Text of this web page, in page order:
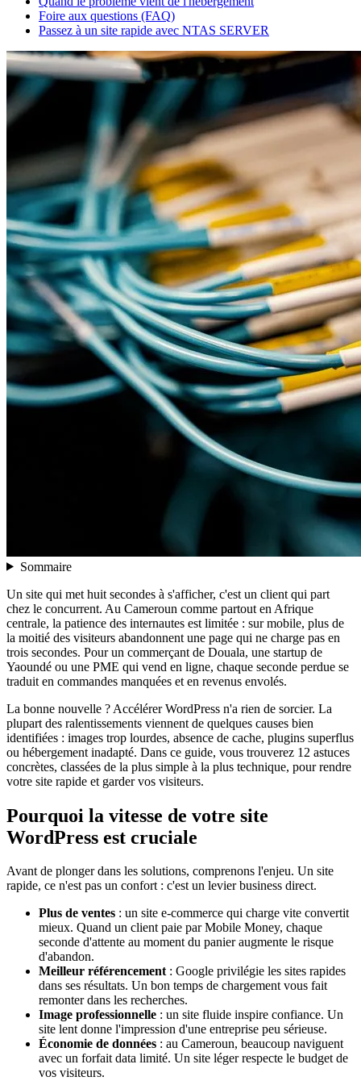
Foire aux questions (FAQ)
Passez à un site rapide avec NTAS SERVER
Sommaire
Un site qui met huit secondes à s'afficher, c'est un client qui part
chez le concurrent. Au Cameroun comme partout en Afrique
centrale, la patience des internautes est limitée : sur mobile, plus de
la moitié des visiteurs abandonnent une page qui ne charge pas en
trois secondes. Pour un commerçant de Douala, une startup de
Yaoundé ou une PME qui vend en ligne, chaque seconde perdue se
traduit en commandes manquées et en revenus envolés.
La bonne nouvelle ? Accélérer WordPress n'a rien de sorcier. La
plupart des ralentissements viennent de quelques causes bien
identifiées : images trop lourdes, absence de cache, plugins superflus
ou hébergement inadapté. Dans ce guide, vous trouverez 12 astuces
concrètes, classées de la plus simple à la plus technique, pour rendre
votre site rapide et garder vos visiteurs.
Pourquoi la vitesse de votre site
WordPress est cruciale
Avant de plonger dans les solutions, comprenons l'enjeu. Un site
rapide, ce n'est pas un confort : c'est un levier business direct.
Plus de ventes : un site e-commerce qui charge vite convertit
mieux. Quand un client paie par Mobile Money, chaque
seconde d'attente au moment du panier augmente le risque
d'abandon.
Meilleur référencement: Google privilégie les sites rapides
dans ses résultats. Un bon temps de chargement vous fait
remonter dans les recherches.
Image professionnelle : un site fluide inspire confiance. Un
site lent donne l'impression d'une entreprise peu sérieuse.
Économie de données : au Cameroun, beaucoup naviguent
avec un forfait data limité. Un site léger respecte le budget de
vos visiteurs.